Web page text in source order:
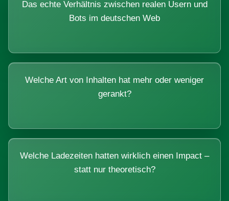
Das echte Verhältnis zwischen realen Usern und
Bots im deutschen Web
Welche Art von Inhalten hat mehr oder weniger
gerankt?
Welche Ladezeiten hatten wirklich einen Impact –
statt nur theoretisch?